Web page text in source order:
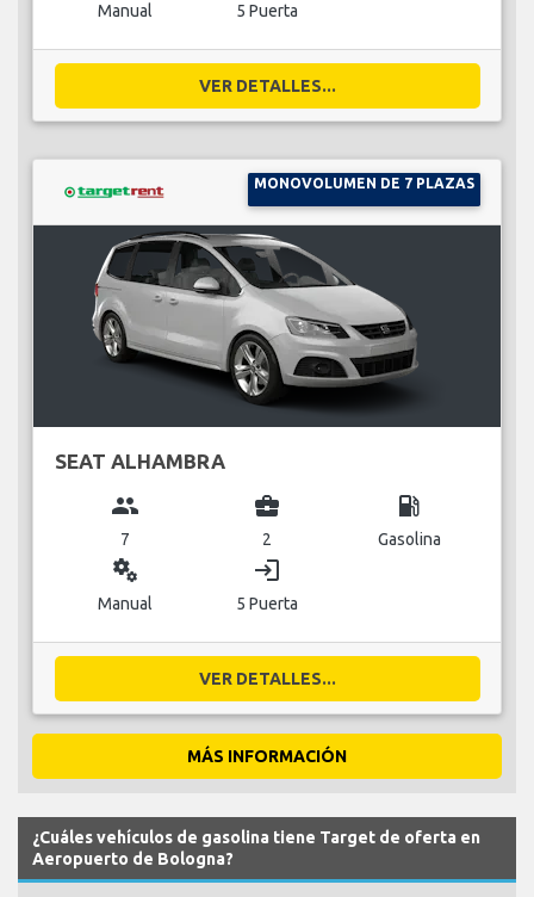
Manual 5 Puerta
VER DETALLES...
MONOVOLUMEN DE 7 PLAZAS
SEAT ALHAMBRA
group
7
business_center
2
local_gas_station
Gasolina
miscellaneous_services
Manual
login
5 Puerta
VER DETALLES...
MÁS INFORMACIÓN
¿Cuáles vehículos de gasolina tiene Target de oferta en
Aeropuerto de Bologna?